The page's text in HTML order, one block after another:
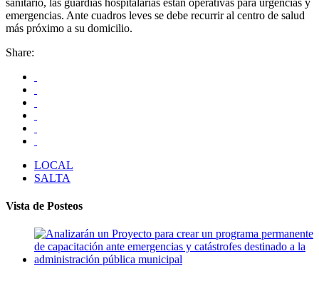
emergencias. Ante cuadros leves se debe recurrir al centro de salud
más próximo a su domicilio.
Share:
LOCAL
SALTA
Vista de Posteos